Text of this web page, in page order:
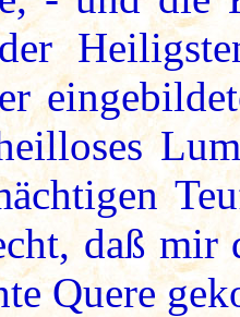
daß
Quere